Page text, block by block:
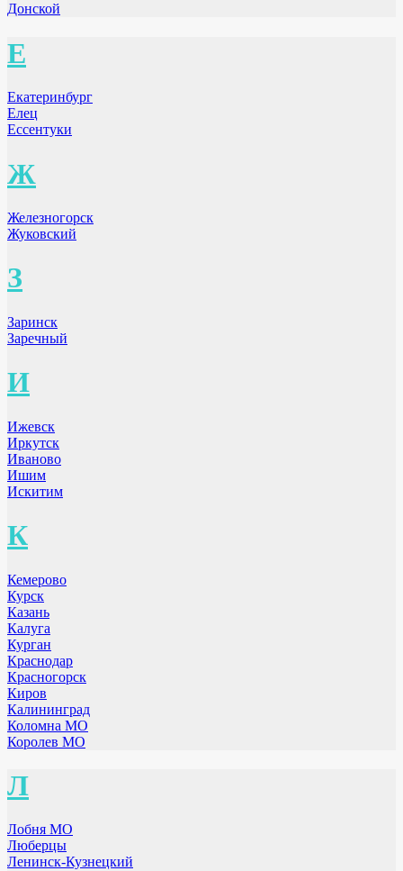
Донской
Е
Екатеринбург
Елец
Ессентуки
Ж
Железногорск
Жуковский
З
Заринск
Заречный
И
Ижевск
Иркутск
Иваново
Ишим
Искитим
К
Кемерово
Курск
Казань
Калуга
Курган
Краснодар
Красногорск
Киров
Калининград
Коломна МО
Королев МО
Л
Лобня МО
Люберцы
Ленинск-Кузнецкий